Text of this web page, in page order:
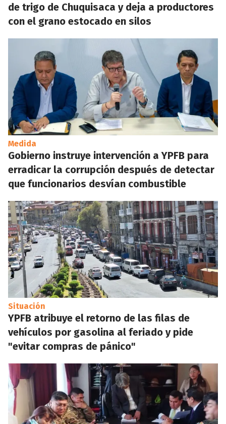
de trigo de Chuquisaca y deja a productores
con el grano estocado en silos
Medida
Gobierno instruye intervención a YPFB para
erradicar la corrupción después de detectar
que funcionarios desvían combustible
Situación
YPFB atribuye el retorno de las filas de
vehículos por gasolina al feriado y pide
"evitar compras de pánico"